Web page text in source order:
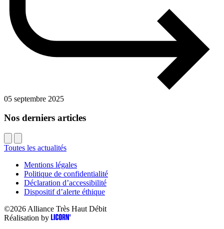
05 septembre 2025
Nos derniers articles
Toutes les actualités
Mentions légales
Politique de confidentialité
Déclaration d’accessibilité
Dispositif d’alerte éthique
©2026 Alliance Très Haut Débit
Réalisation by